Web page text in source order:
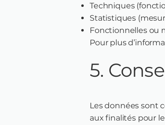
Techniques
Statistiques
Fonctionnelles ou
Pour plus
5.
Les données sont
aux finalités pour